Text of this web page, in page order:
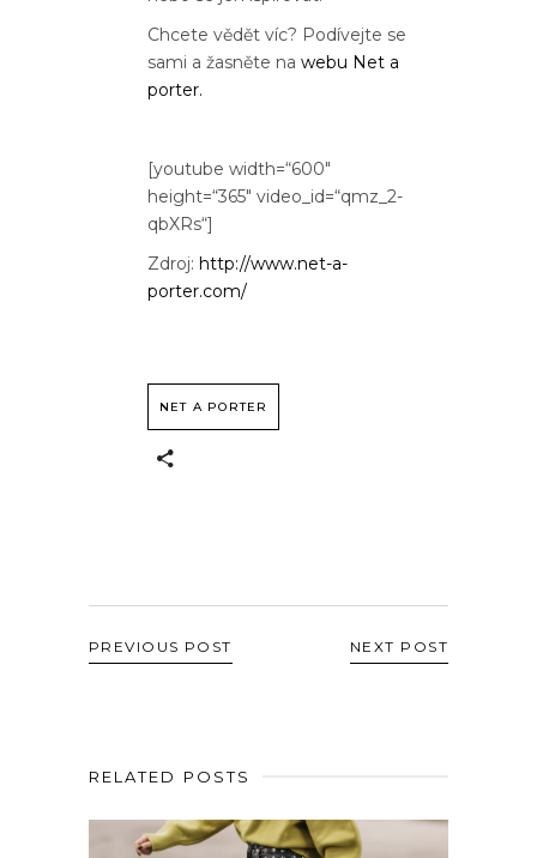
Chcete vědět víc? Podívejte se
sami a žasněte na webu Net a
porter.
[youtube width=“600″
height=“365″ video_id=“qmz_2-
qbXRs“]
Zdroj: http://www.net-a-
porter.com/
NET A PORTER
PREVIOUS POST NEXT POST
RELATED POSTS